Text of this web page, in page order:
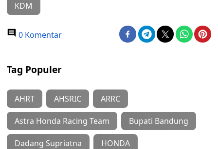
KDM
0 Komentar
Tag Populer
AHRT AHSRIC ARRC
Astra Honda Racing Team Bupati Bandung
Dadang Supriatna HONDA